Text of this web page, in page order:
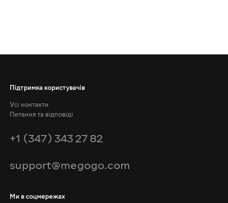
Підтримка користувачів
Усі контакти
Питання та відповіді
+1 (347) 343 27 82
support@megogo.com
Ми в соцмережах